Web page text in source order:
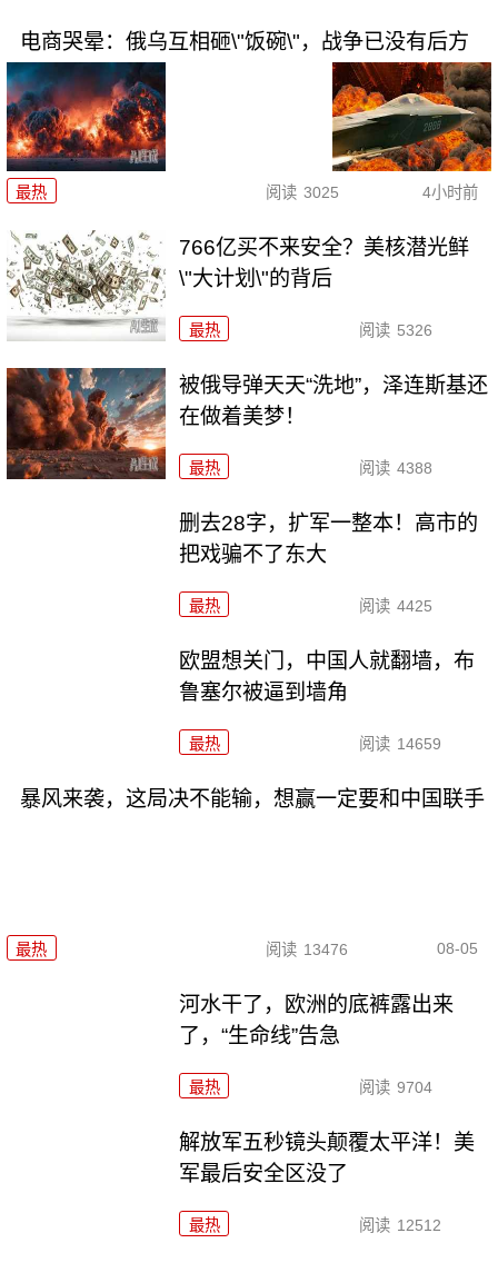
电商哭晕：俄乌互相砸\"饭碗\"，战争已没有后方
最热 阅读 3025 4小时前
766亿买不来安全？美核潜光鲜
\"大计划\"的背后
最热 阅读 5326
被俄导弹天天“洗地”，泽连斯基还
在做着美梦！
最热 阅读 4388
删去28字，扩军一整本！高市的
把戏骗不了东大
最热 阅读 4425
欧盟想关门，中国人就翻墙，布
鲁塞尔被逼到墙角
最热 阅读 14659
暴风来袭，这局决不能输，想赢一定要和中国联手
最热 阅读 13476 08-05
河水干了，欧洲的底裤露出来
了，“生命线”告急
最热 阅读 9704
解放军五秒镜头颠覆太平洋！美
军最后安全区没了
最热 阅读 12512